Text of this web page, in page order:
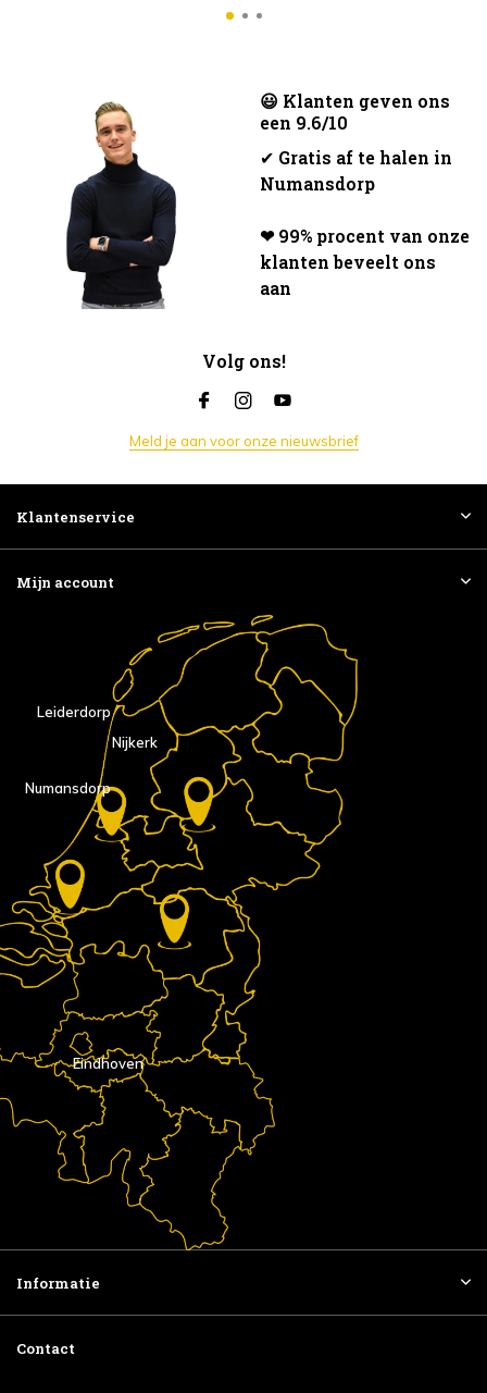
😃 Klanten geven ons
een 9.6/10
✔ Gratis af te halen in
Numansdorp
❤ 99% procent van onze
klanten beveelt ons
aan
Volg ons!
Meld je aan voor onze nieuwsbrief
Klantenservice
Mijn account
Eindhoven
Nijkerk
Numansdorp
Leiderdorp
Informatie
Contact